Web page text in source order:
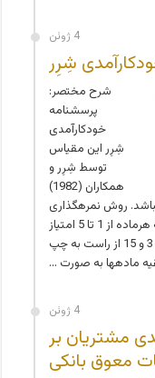
4 ژوئن
شِرِر
شرح مختصر:
پرسشنامه
خودکارآمدی
شِرِر این مقیاس
توسط شِرِر و
همکاران (1982)
شامل 17 ماده می­باشد. روش نمره­گذاری
پرسشنامه خودکارآمدی به این صورت است که به هرماده از 1 تا 5 امتیاز
تعلق می­گیرد. ماده­های شماره 1، 13، 8، 9 ، 3 و 15 از راست به چپ
ماده­ها به صورت …
4 ژوئن
مشتریان بر
معوق بانکی